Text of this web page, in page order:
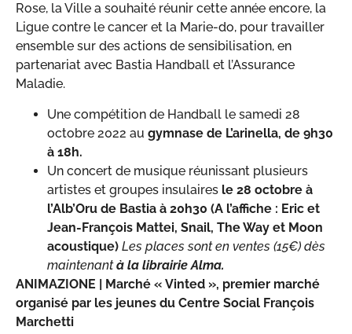
Rose, la Ville a souhaité réunir cette année encore, la
Ligue contre le cancer et la Marie-do, pour travailler
ensemble sur des actions de sensibilisation, en
partenariat avec Bastia Handball et l’Assurance
Maladie.
Une compétition de Handball le samedi 28
octobre 2022 au gymnase de L’arinella, de 9h30
à 18h.
Un concert de musique réunissant plusieurs
artistes et groupes insulaires le 28 octobre à
l’Alb’Oru de Bastia à 20h30 (A l’affiche : Eric et
Jean-François Mattei, Snail, The Way et Moon
acoustique) Les places sont en ventes (15€) dès
maintenantà la librairie Alma.
ANIMAZIONE | Marché « Vinted », premier marché
organisé par les jeunes du Centre Social François
Marchetti